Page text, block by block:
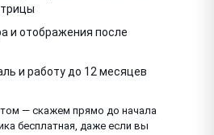
и отображения после
и работу до 12 месяцев
— скажем прямо до начала
бесплатная, даже если вы